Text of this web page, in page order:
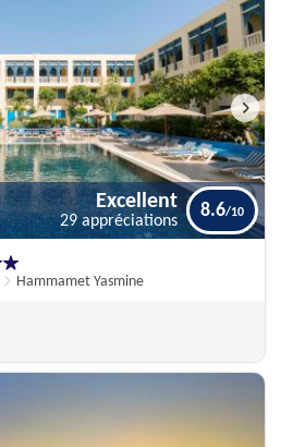
29 appréciations
Hammamet Yasmine
Excellent
29 appréciations
8.6